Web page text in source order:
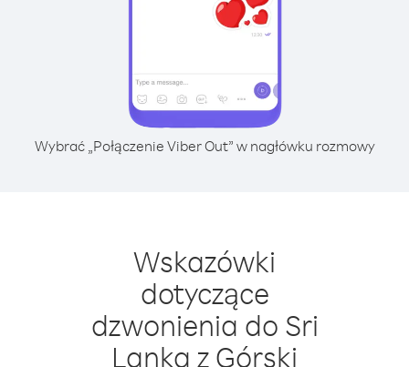
Wybrać „Połączenie Viber Out” w nagłówku rozmowy
Wskazówki
dotyczące
dzwonienia do Sri
Lanka z Górski